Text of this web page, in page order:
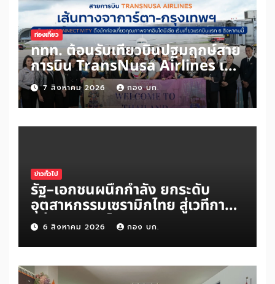
ท่องเที่ยว
ททท. ต้อนรับเที่ยวบินปฐมฤกษ์สาย
การบิน TransNusa Airlines เส้น
ทางจาการ์ตา-กรุงเทพฯ เสริม Air
Connectivity ดึงนักท่องเที่ยว
คุณภาพจากอินโดนีเซีย เริ่มเที่ยว
แรกบินแรก 6 สิงหาคมนี้
7 สิงหาคม 2026 กอง บก.
ข่าวทั่วไป
รัฐ–เอกชนผนึกกำลัง ยกระดับ
อุตสาหกรรมเซรามิกไทย สู่เวทีการ
แข่งขันระดับโลก
6 สิงหาคม 2026 กอง บก.